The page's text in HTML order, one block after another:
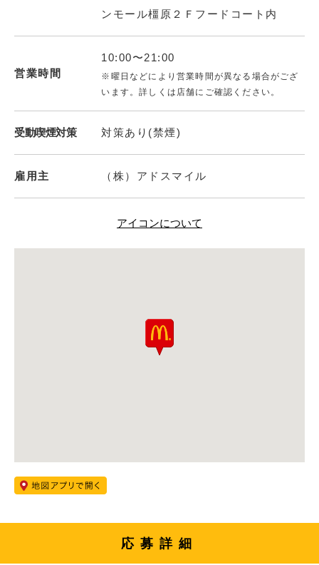
ンモール橿原２Ｆフードコート内
営業時間
10:00〜21:00
※曜日などにより営業時間が異なる場合がござ
います。詳しくは店舗にご確認ください。
受動喫煙対策 対策あり(禁煙)
雇用主 （株）アドスマイル
アイコンについて
応募詳細